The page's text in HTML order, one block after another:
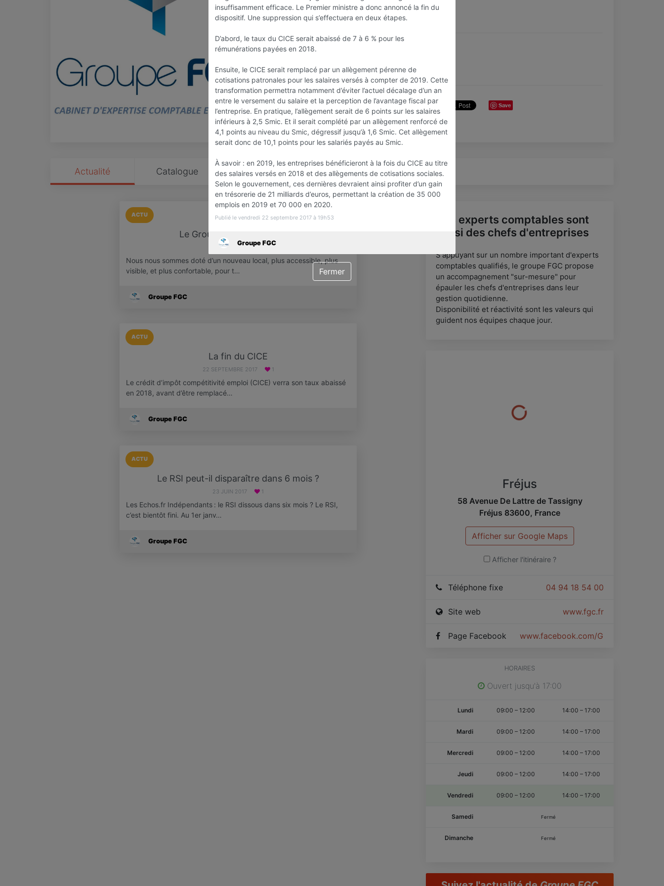
Favori Contacter
Save
Actualité Catalogue Infos
ACTU
Le Groupe FGC déménage !!
20 JANVIER 2021
Nous nous sommes doté d’un nouveau local, plus accessible, plus
visible, et plus confortable, pour t…
Groupe FGC
ACTU
La fin du CICE
22 SEPTEMBRE 2017 1
Le crédit d’impôt compétitivité emploi (CICE) verra son taux abaissé
en 2018, avant d’être remplacé…
Groupe FGC
ACTU
Le RSI peut-il disparaître dans 6 mois ?
23 JUIN 2017 1
Les Echos.fr Indépendants : le RSI dissous dans six mois ? Le RSI,
c’est bientôt fini. Au 1er janv…
Groupe FGC
Nos experts comptables sont
aussi des chefs d'entreprises
S'appuyant sur un nombre important d'experts
comptables qualifiés, le groupe FGC propose
un accompagnement "sur-mesure" pour
épauler les chefs d'entreprises dans leur
gestion quotidienne.
Disponibilité et réactivité sont les valeurs qui
guident nos équipes chaque jour.
Fréjus
58 Avenue De Lattre de Tassigny
Fréjus 83600, France
Afficher sur Google Maps
Afficher l'itinéraire ?
04 94 18 54 00
Téléphone fixe
www.fgc.fr
Site web
www.facebook.com/Groupe-FGC-
Page Facebook
HORAIRES
Ouvert jusqu'à 17:00
Lundi 09:00 – 12:00 14:00 – 17:00
Mardi 09:00 – 12:00 14:00 – 17:00
Mercredi 09:00 – 12:00 14:00 – 17:00
Jeudi 09:00 – 12:00 14:00 – 17:00
Vendredi 09:00 – 12:00 14:00 – 17:00
Samedi Fermé
Dimanche Fermé
insuffisamment efficace. Le Premier ministre a donc annoncé la fin du
dispositif. Une suppression qui s’effectuera en deux étapes.
D’abord, le taux du CICE serait abaissé de 7 à 6 % pour les
rémunérations payées en 2018.
Ensuite, le CICE serait remplacé par un allègement pérenne de
cotisations patronales pour les salaires versés à compter de 2019. Cette
transformation permettra notamment d’éviter l’actuel décalage d’un an
entre le versement du salaire et la perception de l’avantage fiscal par
l’entreprise. En pratique, l’allègement serait de 6 points sur les salaires
inférieurs à 2,5 Smic. Et il serait complété par un allègement renforcé de
4,1 points au niveau du Smic, dégressif jusqu’à 1,6 Smic. Cet allègement
serait donc de 10,1 points pour les salariés payés au Smic.
À savoir : en 2019, les entreprises bénéficieront à la fois du CICE au titre
des salaires versés en 2018 et des allègements de cotisations sociales.
Selon le gouvernement, ces dernières devraient ainsi profiter d’un gain
en trésorerie de 21 milliards d’euros, permettant la création de 35 000
emplois en 2019 et 70 000 en 2020.
Publié le vendredi 22 septembre 2017 à 19h53
Groupe FGC
Fermer